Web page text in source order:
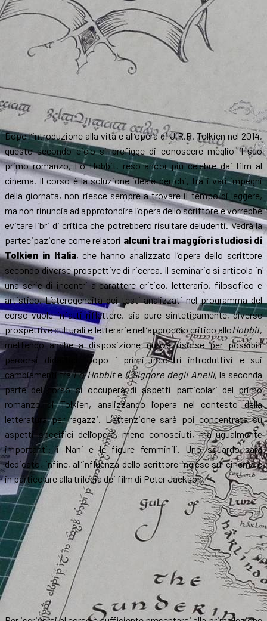
Dopo l’introduzione alla vita e all’opera di J.R.R. Tolkien nel 2014,
questo secondo ciclo si prefigge di conoscere meglio il suo
primo romanzo, Lo Hobbit, reso ancor più celebre dai film al
cinema. Il corso è la soluzione ideale per chi, tra i vari impegni
della giornata, non riesce sempre a trovare il tempo di leggere,
ma non rinuncia ad approfondire l’opera dello scrittore e vorrebbe
evitare libri di critica che potrebbero risultare deludenti. Vedrà la
partecipazione come relatori alcuni tra i maggiori studiosi di
Tolkien in Italia, che hanno analizzato l’opera dello scrittore
secondo diverse prospettive di ricerca. Il seminario si articola in
una serie di incontri a carattere critico, letterario, filosofico e
artistico. L’eterogeneità dei testi analizzati nel programma del
corso vuole infatti riflettere, sia pure sinteticamente, diverse
prospettive culturali e letterarie nell’approccio critico alloHobbit,
mettendo anche a disposizione nuove risorse per possibili
percorsi didattici. Dopo i primi incontri introduttivi e sui
cambiamenti traLo HobbiteIl Signore degli Anelli, la seconda
parte del corso si occuperà di aspetti particolari del primo
romanzo di Tolkien, analizzando l’opera nel contesto della
letteratura per ragazzi. L’attenzione sarà poi concentrata su
aspetti specifici dell’opera, meno conosciuti, ma ugualmente
importanti: i Nani e le figure femminili. Uno sguardo sarà
dedicato, infine, all’influenza dello scrittore inglese sul cinema e
in particolare alla trilogia dei film di Peter Jackson.